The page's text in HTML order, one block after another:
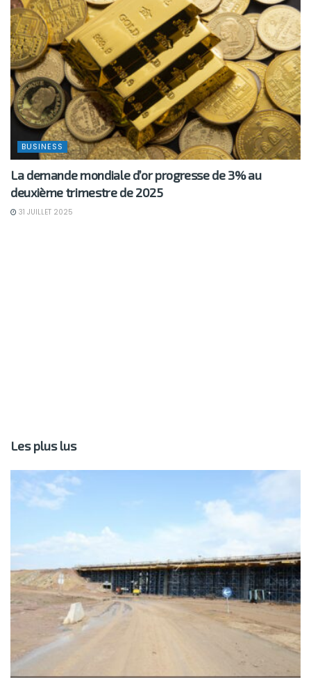
BUSINESS
La demande mondiale d’or progresse de 3% au
deuxième trimestre de 2025
31 JUILLET 2025
Les plus lus